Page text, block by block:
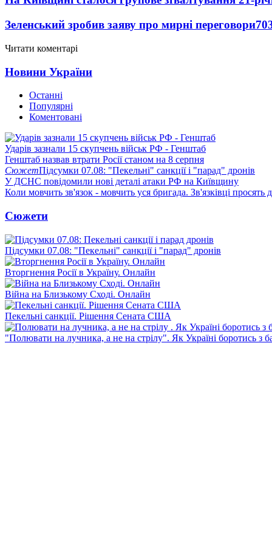
Зеленський зробив заяву про мирні переговори
Читати коментарі
Новини України
Останні
Популярні
Коментовані
Ударів зазнали 15 скупчень військ РФ - Генштаб
Генштаб назвав втрати Росії станом на 8 серпня
СюжетПідсумки 07.08: "Пекельні" санкції і "парад" дронів
У ДСНС повідомили нові деталі атаки РФ на Київщину
Коли мовчить зв'язок - мовчить уся бригада. Зв'язківці просять
Сюжети
Підсумки 07.08: "Пекельні" санкції і "парад" дронів
Вторгнення Росії в Україну. Онлайн
Війна на Близькому Сході. Онлайн
Пекельні санкції. Рішення Сената США
"Полювати на лучника, а не на стрілу". Як Україні боротись з